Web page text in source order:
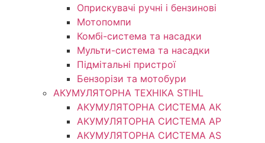
Оприскувачі ручні і бензинові
Мотопомпи
Комбі-система та насадки
Мульти-система та насадки
Підмітальні пристрої
Бензорізи та мотобури
АКУМУЛЯТОРНА ТЕХНІКА STIHL
АКУМУЛЯТОРНА СИСТЕМА АК
АКУМУЛЯТОРНА СИСТЕМА АР
АКУМУЛЯТОРНА СИСТЕМА AS